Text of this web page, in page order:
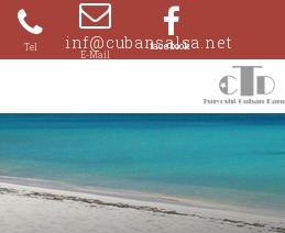
Skip
content
080- inf@cubansalsa.net